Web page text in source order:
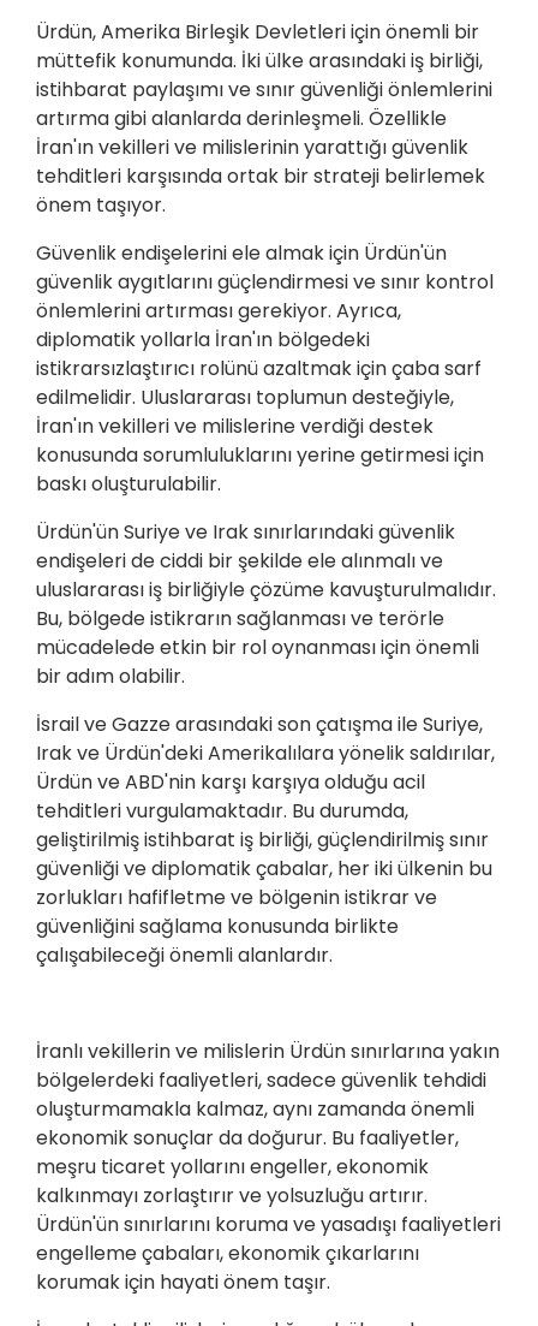
Ürdün, Amerika Birleşik Devletleri için önemli bir
müttefik konumunda. İki ülke arasındaki iş birliği,
istihbarat paylaşımı ve sınır güvenliği önlemlerini
artırma gibi alanlarda derinleşmeli. Özellikle
İran'ın vekilleri ve milislerinin yarattığı güvenlik
tehditleri karşısında ortak bir strateji belirlemek
önem taşıyor.
Güvenlik endişelerini ele almak için Ürdün'ün
güvenlik aygıtlarını güçlendirmesi ve sınır kontrol
önlemlerini artırması gerekiyor. Ayrıca,
diplomatik yollarla İran'ın bölgedeki
istikrarsızlaştırıcı rolünü azaltmak için çaba sarf
edilmelidir. Uluslararası toplumun desteğiyle,
İran'ın vekilleri ve milislerine verdiği destek
konusunda sorumluluklarını yerine getirmesi için
baskı oluşturulabilir.
Ürdün'ün Suriye ve Irak sınırlarındaki güvenlik
endişeleri de ciddi bir şekilde ele alınmalı ve
uluslararası iş birliğiyle çözüme kavuşturulmalıdır.
Bu, bölgede istikrarın sağlanması ve terörle
mücadelede etkin bir rol oynanması için önemli
bir adım olabilir.
İsrail ve Gazze arasındaki son çatışma ile Suriye,
Irak ve Ürdün'deki Amerikalılara yönelik saldırılar,
Ürdün ve ABD'nin karşı karşıya olduğu acil
tehditleri vurgulamaktadır. Bu durumda,
geliştirilmiş istihbarat iş birliği, güçlendirilmiş sınır
güvenliği ve diplomatik çabalar, her iki ülkenin bu
zorlukları hafifletme ve bölgenin istikrar ve
güvenliğini sağlama konusunda birlikte
çalışabileceği önemli alanlardır.
İranlı vekillerin ve milislerin Ürdün sınırlarına yakın
bölgelerdeki faaliyetleri, sadece güvenlik tehdidi
oluşturmamakla kalmaz, aynı zamanda önemli
ekonomik sonuçlar da doğurur. Bu faaliyetler,
meşru ticaret yollarını engeller, ekonomik
kalkınmayı zorlaştırır ve yolsuzluğu artırır.
Ürdün'ün sınırlarını koruma ve yasadışı faaliyetleri
engelleme çabaları, ekonomik çıkarlarını
korumak için hayati önem taşır.